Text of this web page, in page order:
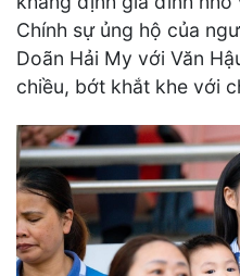
Chính sự ủng hộ của
Doãn Hải My với Văn
chiều, bớt khắt khe với